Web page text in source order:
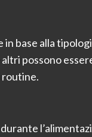
base alla
possono
routine.